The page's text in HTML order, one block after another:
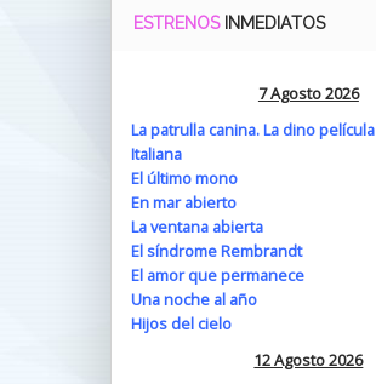
ESTRENOS INMEDIATOS
7 Agosto 2026
La patrulla canina. La dino película
Italiana
El último mono
En mar abierto
La ventana abierta
El síndrome Rembrandt
El amor que permanece
Una noche al año
Hijos del cielo
12 Agosto 2026